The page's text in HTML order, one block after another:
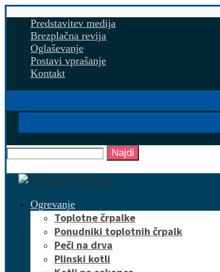
Predstavitev medija
Brezplačna revija
Oglaševanje
Postavi vprašanje
Kontakt
Najdi
Ogrevanje
Toplotne črpalke
Ponudniki toplotnih črpalk
Peči na drva
Plinski kotli